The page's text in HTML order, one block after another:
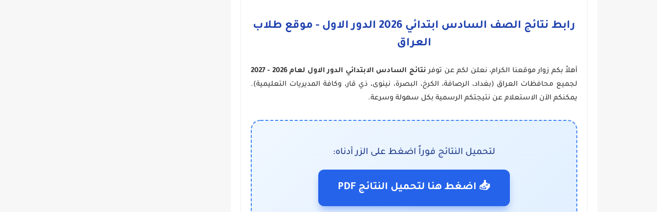
رابط نتائج الصف السادس ابتدائي 2026 الدور الاول - موقع طلاب
العراق
أهلاً بكم زوار موقعنا الكرام، نعلن لكم عن توفر نتائج السادس الابتدائي الدور الاول لعام 2026 - 2027
لجميع محافظات العراق (بغداد، الرصافة، الكرخ، البصرة، نينوى، ذي قار، وكافة المديريات التعليمية).
يمكنكم الآن الاستعلام عن نتيجتكم الرسمية بكل سهولة وسرعة.
لتحميل النتائج فوراً اضغط على الزر أدناه:
📥 اضغط هنا لتحميل النتائج PDF